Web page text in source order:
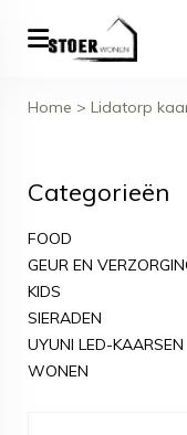
Home > Lidatorp
Categorieën
FOOD
GEUR EN
KIDS
SIERADEN
UYUNI LED-KAARSEN
WONEN